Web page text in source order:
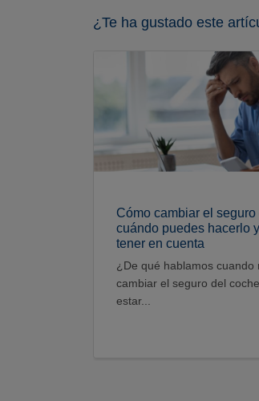
¿Te ha gustado este
Cómo cambiar el seguro
cuándo puedes hacerlo
tener en cuenta
¿De qué hablamos cuando
cambiar el seguro del
estar...